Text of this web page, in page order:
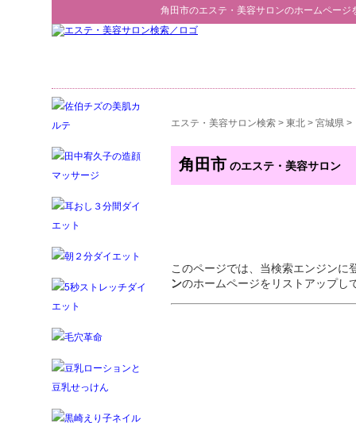
角田市のエステ・美容サロンのホームページ
エステ・美容サロン検索 > 東北 > 宮城県 >
角田市 のエステ・美容サロン
このページでは、当検索エンジンに
ンのホームページをリストアップし